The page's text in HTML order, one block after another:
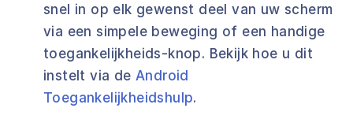
snel in op elk gewenst deel van uw scherm
via een simpele beweging of een handige
toegankelijkheids-knop. Bekijk hoe u dit
instelt via de Android
Toegankelijkheidshulp.